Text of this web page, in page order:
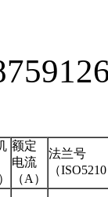
额定
电流
（A）
法兰号
（